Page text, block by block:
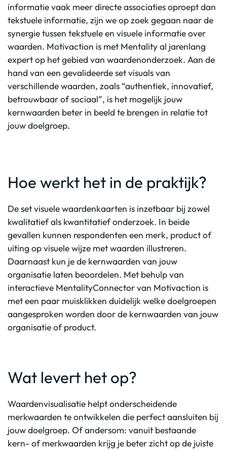
informatie vaak meer directe associaties oproept dan
tekstuele informatie, zijn we op zoek gegaan naar de
synergie tussen tekstuele en visuele informatie over
waarden. Motivaction is met Mentality al jarenlang
expert op het gebied van waardenonderzoek. Aan de
hand van een gevalideerde set visuals van
verschillende waarden, zoals “authentiek, innovatief,
betrouwbaar of sociaal”, is het mogelijk jouw
kernwaarden beter in beeld te brengen in relatie tot
jouw doelgroep.
Hoe werkt het in de praktijk?
De set visuele waardenkaarten is inzetbaar bij zowel
kwalitatief als kwantitatief onderzoek. In beide
gevallen kunnen respondenten een merk, product of
uiting op visuele wijze met waarden illustreren.
Daarnaast kun je de kernwaarden van jouw
organisatie laten beoordelen. Met behulp van
interactieve MentalityConnector van Motivaction is
met een paar muisklikken duidelijk welke doelgroepen
aangesproken worden door de kernwaarden van jouw
organisatie of product.
Wat levert het op?
Waardenvisualisatie helpt onderscheidende
merkwaarden te ontwikkelen die perfect aansluiten bij
jouw doelgroep. Of andersom: vanuit bestaande
kern- of merkwaarden krijg je beter zicht op de juiste